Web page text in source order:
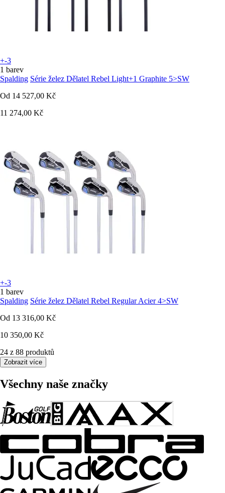
+-3
1 barev
Spalding Série želez Dělatel Rebel Light+1 Graphite 5>SW
Od 14 527,00 Kč
11 274,00 Kč
+-3
1 barev
Spalding Série želez Dělatel Rebel Regular Acier 4>SW
Od 13 316,00 Kč
10 350,00 Kč
24 z 88 produktů
Zobrazit více
Všechny naše značky